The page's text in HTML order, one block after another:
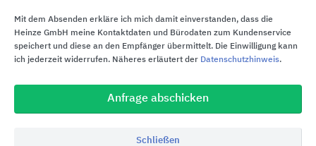
Mineraldeckensysteme OWAlifetime collection
Odenwald Faserplattenwerk (OWA)
Mit dem Absenden erkläre ich mich damit einverstanden, dass die
Heinze GmbH meine Kontaktdaten und Bürodaten zum Kundenservice
speichert und diese an den Empfänger übermittelt. Die Einwilligung kann
ich jederzeit widerrufen. Näheres erläutert der Datenschutzhinweis.
Anfrage abschicken
Schließen